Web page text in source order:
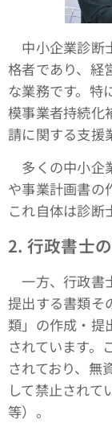
中小企業診断
格者であり、経
な業務です。特
模事業者持続化
請に関する支援
多くの中小企
や事業計画書の
これ自体は診断
2. 行政書士
一方、行政書
提出する書類そ
類」の作成・提
されています。
されており、無
して禁止され
等）。